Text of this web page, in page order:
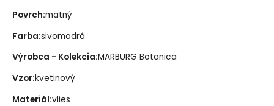
Povrch:matný
Farba:sivomodrá
Výrobca - Kolekcia:MARBURG Botanica
Vzor:kvetinový
Materiál:vlies